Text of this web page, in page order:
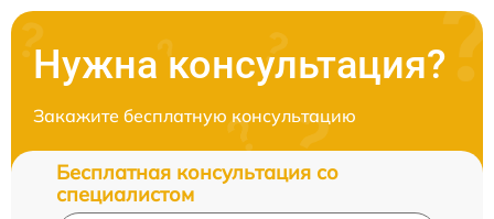
Нужна консультация?
Закажите бесплатную консультацию
Бесплатная консультация со
специалистом